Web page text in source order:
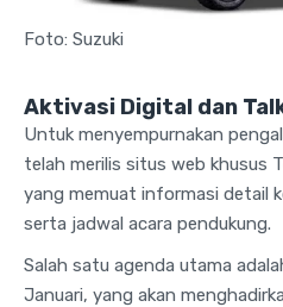
Foto: Suzuki
Aktivasi Digital dan
Untuk menyempurnakan
telah merilis situs web khusus
yang memuat informasi detail
serta jadwal acara pendukung.
Salah satu agenda utama
Januari, yang akan